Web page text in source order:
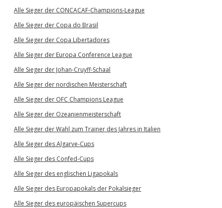
Alle Sieger der CONCACAF-Champions-League
Alle Sieger der Copa do Brasil
Alle Sieger der Copa Libertadores
Alle Sieger der Europa Conference League
Alle Sieger der Johan-Cruyff-Schaal
Alle Sieger der nordischen Meisterschaft
Alle Sieger der OFC Champions League
Alle Sieger der Ozeanienmeisterschaft
Alle Sieger der Wahl zum Trainer des Jahres in Italien
Alle Sieger des Algarve-Cups
Alle Sieger des Confed-Cups
Alle Sieger des englischen Ligapokals
Alle Sieger des Europapokals der Pokalsieger
Alle Sieger des europäischen Supercups